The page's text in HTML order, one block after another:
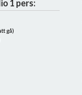
1 pers:
gå)